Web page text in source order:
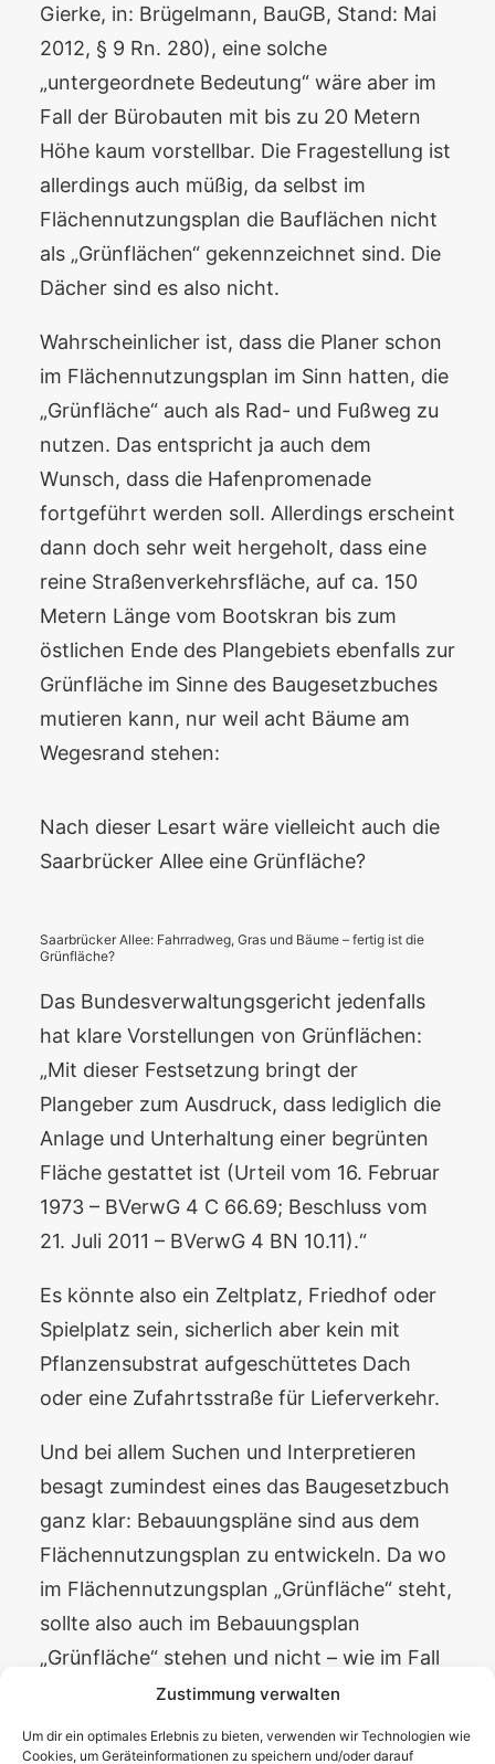
Zustimmung verwalten
Um dir ein optimales Erlebnis zu bieten, verwenden wir Technologien wie
Cookies, um Geräteinformationen zu speichern und/oder darauf
Gierke, in: Brügelmann, BauGB, Stand: Mai
2012, § 9 Rn. 280), eine solche
„untergeordnete Bedeutung“ wäre aber im
Fall der Bürobauten mit bis zu 20 Metern
Höhe kaum vorstellbar. Die Fragestellung ist
allerdings auch müßig, da selbst im
Flächennutzungsplan die Bauflächen nicht
als „Grünflächen“ gekennzeichnet sind. Die
Dächer sind es also nicht.
Wahrscheinlicher ist, dass die Planer schon
im Flächennutzungsplan im Sinn hatten, die
„Grünfläche“ auch als Rad- und Fußweg zu
nutzen. Das entspricht ja auch dem
Wunsch, dass die Hafenpromenade
fortgeführt werden soll. Allerdings erscheint
dann doch sehr weit hergeholt, dass eine
reine Straßenverkehrsfläche, auf ca. 150
Metern Länge vom Bootskran bis zum
östlichen Ende des Plangebiets ebenfalls zur
Grünfläche im Sinne des Baugesetzbuches
mutieren kann, nur weil acht Bäume am
Wegesrand stehen:
Nach dieser Lesart wäre vielleicht auch die
Saarbrücker Allee eine Grünfläche?
Saarbrücker Allee: Fahrradweg, Gras und Bäume – fertig ist die
Grünfläche?
Das Bundesverwaltungsgericht jedenfalls
hat klare Vorstellungen von Grünflächen:
„Mit dieser Festsetzung bringt der
Plangeber zum Ausdruck, dass lediglich die
Anlage und Unterhaltung einer begrünten
Fläche gestattet ist (Urteil vom 16. Februar
1973 – BVerwG 4 C 66.69; Beschluss vom
21. Juli 2011 – BVerwG 4 BN 10.11).“
Es könnte also ein Zeltplatz, Friedhof oder
Spielplatz sein, sicherlich aber kein mit
Pflanzensubstrat aufgeschüttetes Dach
oder eine Zufahrtsstraße für Lieferverkehr.
Und bei allem Suchen und Interpretieren
besagt zumindest eines das Baugesetzbuch
ganz klar: Bebauungspläne sind aus dem
Flächennutzungsplan zu entwickeln. Da wo
im Flächennutzungsplan „Grünfläche“ steht,
sollte also auch im Bebauungsplan
„Grünfläche“ stehen und nicht – wie im Fall
des Osthafens – „Verkehrsfläche“. Der
Bebauungsplan zum Osthafen weicht daher